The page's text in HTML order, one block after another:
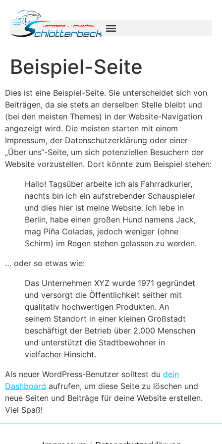
Beispiel-Seite
Dies ist eine Beispiel-Seite. Sie unterscheidet sich von
Beiträgen, da sie stets an derselben Stelle bleibt und
(bei den meisten Themes) in der Website-Navigation
angezeigt wird. Die meisten starten mit einem
Impressum, der Datenschutzerklärung oder einer
„Über uns“-Seite, um sich potenziellen Besuchern der
Website vorzustellen. Dort könnte zum Beispiel stehen:
Hallo! Tagsüber arbeite ich als Fahrradkurier,
nachts bin ich ein aufstrebender Schauspieler
und dies hier ist meine Website. Ich lebe in
Berlin, habe einen großen Hund namens Jack,
mag Piña Coladas, jedoch weniger (ohne
Schirm) im Regen stehen gelassen zu werden.
… oder so etwas wie:
Das Unternehmen XYZ wurde 1971 gegründet
und versorgt die Öffentlichkeit seither mit
qualitativ hochwertigen Produkten. An
seinem Standort in einer kleinen Großstadt
beschäftigt der Betrieb über 2.000 Menschen
und unterstützt die Stadtbewohner in
vielfacher Hinsicht.
Als neuer WordPress-Benutzer solltest du dein
Dashboard aufrufen, um diese Seite zu löschen und
neue Seiten und Beiträge für deine Website erstellen.
Viel Spaß!